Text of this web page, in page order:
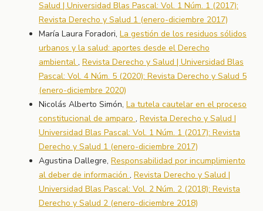
Salud | Universidad Blas Pascal: Vol. 1 Núm. 1 (2017):
Revista Derecho y Salud 1 (enero-diciembre 2017)
María Laura Foradori, La gestión de los residuos sólidos
urbanos y la salud: aportes desde el Derecho
ambiental , Revista Derecho y Salud | Universidad Blas
Pascal: Vol. 4 Núm. 5 (2020): Revista Derecho y Salud 5
(enero-diciembre 2020)
Nicolás Alberto Simón, La tutela cautelar en el proceso
constitucional de amparo , Revista Derecho y Salud |
Universidad Blas Pascal: Vol. 1 Núm. 1 (2017): Revista
Derecho y Salud 1 (enero-diciembre 2017)
Agustina Dallegre, Responsabilidad por incumplimiento
al deber de información , Revista Derecho y Salud |
Universidad Blas Pascal: Vol. 2 Núm. 2 (2018): Revista
Derecho y Salud 2 (enero-diciembre 2018)